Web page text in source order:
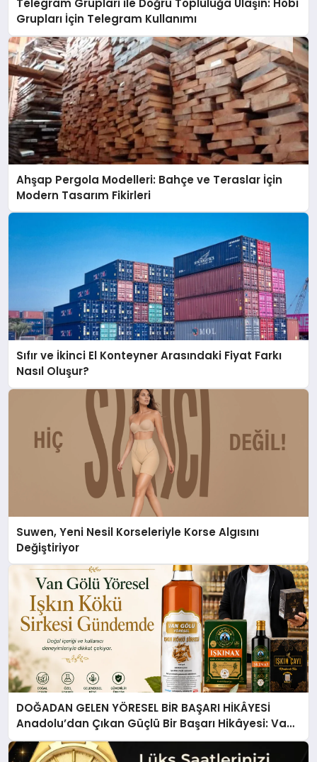
Telegram Grupları ile Doğru Topluluğa Ulaşın: Hobi
Grupları İçin Telegram Kullanımı
Ahşap Pergola Modelleri: Bahçe ve Teraslar İçin
Modern Tasarım Fikirleri
Sıfır ve İkinci El Konteyner Arasındaki Fiyat Farkı
Nasıl Oluşur?
Suwen, Yeni Nesil Korseleriyle Korse Algısını
Değiştiriyor
DOĞADAN GELEN YÖRESEL BİR BAŞARI HİKÂYESİ
Anadolu’dan Çıkan Güçlü Bir Başarı Hikâyesi: Van
Gölü Yöresel Işkın Kökü Sirkesi